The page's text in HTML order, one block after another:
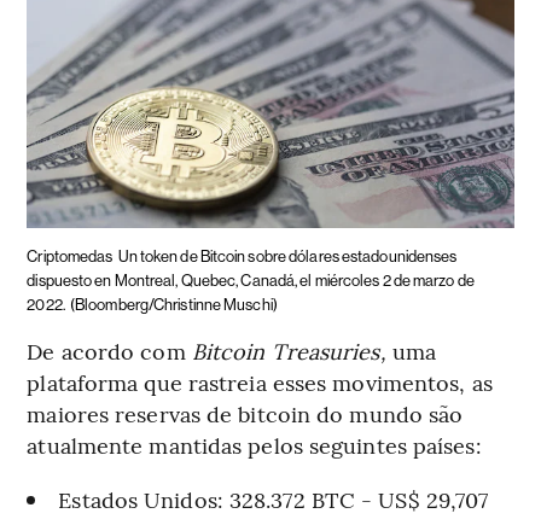
Criptomedas Un token de Bitcoin sobre dólares estadounidenses
dispuesto en Montreal, Quebec, Canadá, el miércoles 2 de marzo de
2022. (Bloomberg/Christinne Muschi)
De acordo com Bitcoin Treasuries, uma
plataforma que rastreia esses movimentos, as
maiores reservas de bitcoin do mundo são
atualmente mantidas pelos seguintes países:
Estados Unidos: 328.372 BTC - US$ 29,707